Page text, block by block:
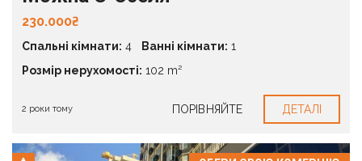
230.000₴
Спальні кімнати: 4 Ванні кімнати: 1
Розмір нерухомості: 102 m²
2 роки тому ПОРІВНЯЙТЕ ДЕТАЛІ